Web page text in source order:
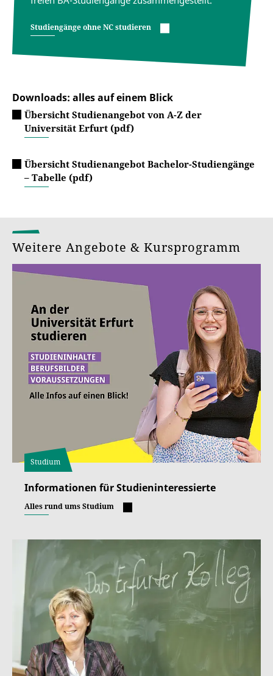
Studiengänge ohne NC studieren
Downloads: alles auf einem Blick
Übersicht Studienangebot von A-Z der
Universität Erfurt (pdf)
Übersicht Studienangebot Bachelor-Studiengänge
– Tabelle (pdf)
Weitere Angebote & Kursprogramm
Studium
Informationen für Studieninteressierte
Alles rund ums Studium